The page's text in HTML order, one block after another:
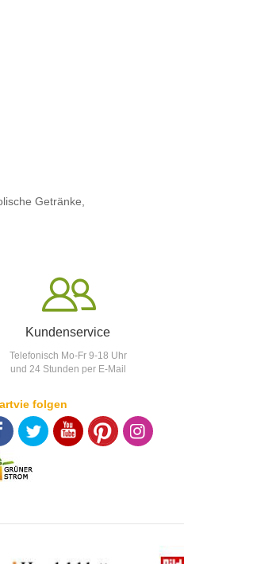
Getränke,
Kundenservice
Telefonisch Mo-Fr 9-18 Uhr
und 24 Stunden per E-Mail
folgen
F T Y